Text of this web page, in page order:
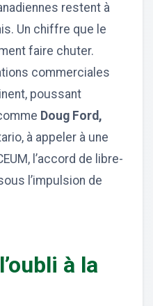
restent à
Un chiffre que le
faire chuter.
commerciales
poussant
Doug Ford,
à appeler à une
l’accord de libre-
l’impulsion de
à la